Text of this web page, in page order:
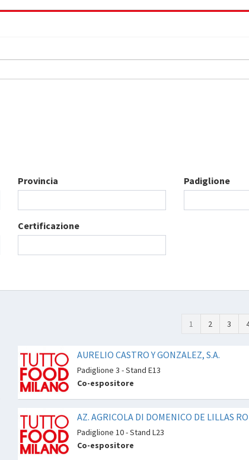
Provincia Padiglione
Certificazione
1 2 3
AURELIO CASTRO Y GONZALEZ, S.A.
Padiglione 3 - Stand E13
Co-espositore
AZ. AGRICOLA DI DOMENICO DE LILLAS
Padiglione 10 - Stand L23
Co-espositore